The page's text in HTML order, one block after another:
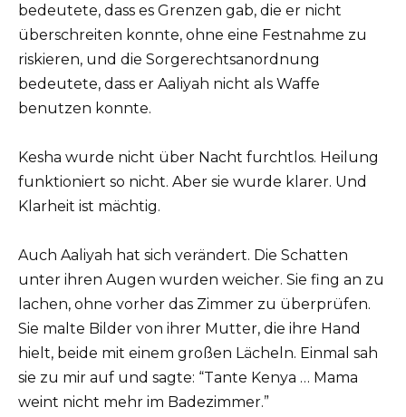
bedeutete, dass es Grenzen gab, die er nicht
überschreiten konnte, ohne eine Festnahme zu
riskieren, und die Sorgerechtsanordnung
bedeutete, dass er Aaliyah nicht als Waffe
benutzen konnte.
Kesha wurde nicht über Nacht furchtlos. Heilung
funktioniert so nicht. Aber sie wurde klarer. Und
Klarheit ist mächtig.
Auch Aaliyah hat sich verändert. Die Schatten
unter ihren Augen wurden weicher. Sie fing an zu
lachen, ohne vorher das Zimmer zu überprüfen.
Sie malte Bilder von ihrer Mutter, die ihre Hand
hielt, beide mit einem großen Lächeln. Einmal sah
sie zu mir auf und sagte: “Tante Kenya … Mama
weint nicht mehr im Badezimmer.”